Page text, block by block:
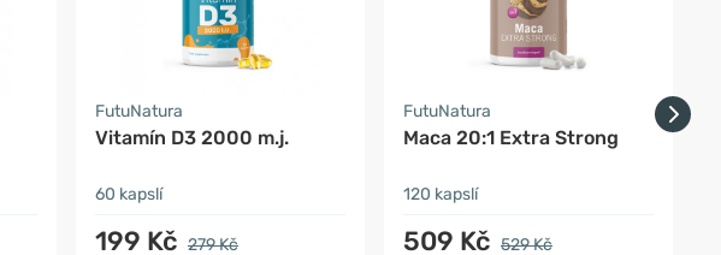
FutuNatura
Vitamín D3 2000 m.j.
60 kapslí
199 Kč 279 Kč
FutuNatura
Maca 20:1 Extra Strong
120 kapslí
509 Kč 529 Kč